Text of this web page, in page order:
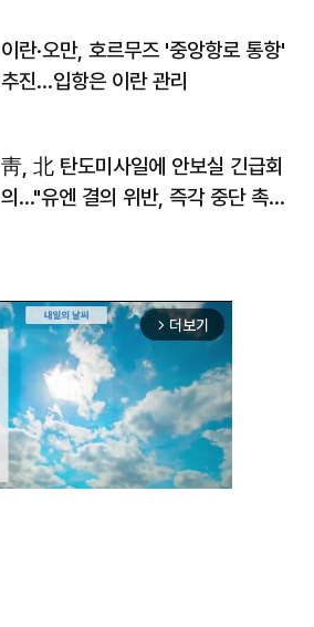
이란·오만, 호르무즈 '중앙항로 통항'
추진…입항은 이란 관리
靑, 北 탄도미사일에 안보실 긴급회
의…"유엔 결의 위반, 즉각 중단 촉
arrow_forward_ios 더보기